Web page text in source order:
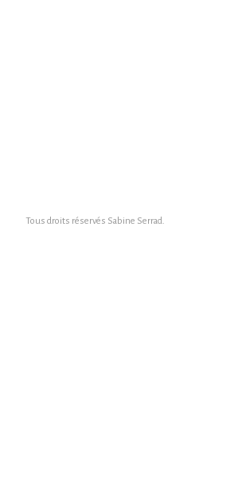
Tous droits réservés Sabine Serrad.